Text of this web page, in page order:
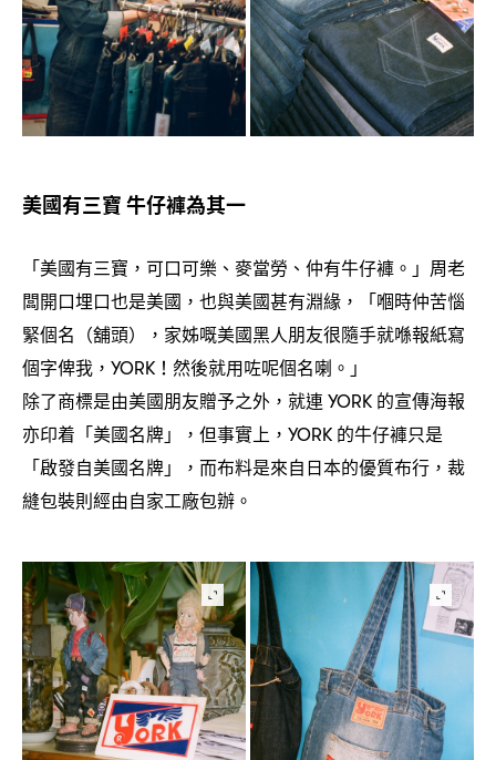
美國有三寶牛仔褲為其一
「美國有三寶 ， 可口可樂、麥當勞、仲有牛仔褲。」周老
闆開口埋口也是美國 ， 也與美國甚有淵緣 ，
「嗰時仲苦惱
緊個名 （舖頭）， 家姊嘅美國黑人朋友很隨手就喺報紙寫
個字俾我 ，YORK！ 然後就用咗呢個名喇。」
除了商標是由美國朋友贈予之外 ， 就連 YORK 的宣傳海報
亦印着「美國名牌」
， 但事實上 ，YORK 的牛仔褲只是
「啟發自美國名牌」
， 而布料是來自日本的優質布行 ， 裁
縫包裝則經由自家工廠包辦。